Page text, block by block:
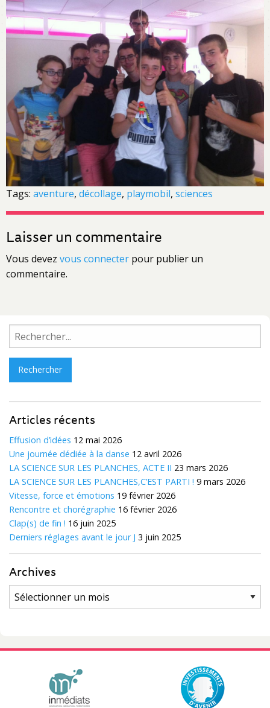
Tags: aventure, décollage, playmobil, sciences
Laisser un commentaire
Vous devez vous connecter pour publier un
commentaire.
Rechercher :
Articles récents
Effusion d’idées 12 mai 2026
Une journée dédiée à la danse 12 avril 2026
LA SCIENCE SUR LES PLANCHES, ACTE II 23 mars 2026
LA SCIENCE SUR LES PLANCHES,C’EST PARTI ! 9 mars 2026
Vitesse, force et émotions 19 février 2026
Rencontre et chorégraphie 16 février 2026
Clap(s) de fin ! 16 juin 2025
Derniers réglages avant le jour J 3 juin 2025
Archives
Archives